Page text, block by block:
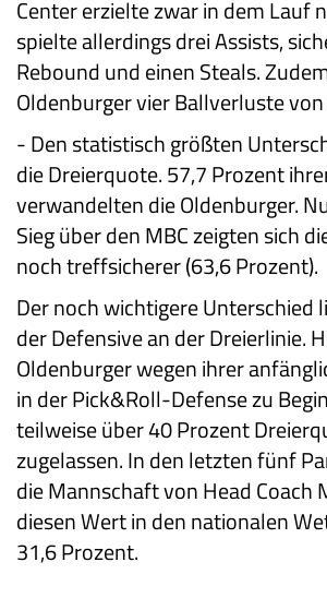
Center erzielte zwar in dem Lauf
spielte allerdings drei Assists,
Rebound und einen Steals.
Oldenburger vier Ballverluste
-Den statistisch größten
die Dreierquote. 57,7 Prozent
verwandelten die Oldenburger.
Sieg über den MBC zeigten sich
noch treffsicherer (63,6 Prozent).
Der noch wichtigere Unterschied
der Defensive an der Dreierlinie.
Oldenburger wegen ihrer
in der Pick&Roll-Defense zu
teilweise über 40 Prozent
zugelassen. In den letzten fünf
die Mannschaft von Head Coach
diesen Wert in den nationalen
31,6 Prozent.